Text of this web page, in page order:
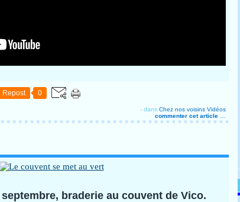
Repost 0
- dans Chez nos voisins Vidéos
commenter cet article
braderie au couvent de Vico.